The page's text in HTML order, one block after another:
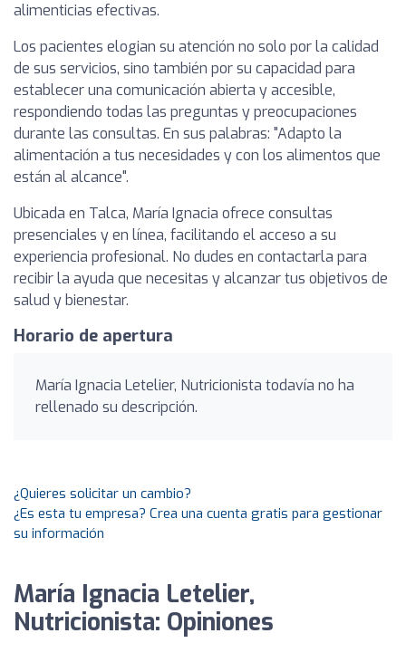
alimenticias efectivas.
Los pacientes elogian su atención no solo por la calidad
de sus servicios, sino también por su capacidad para
establecer una comunicación abierta y accesible,
respondiendo todas las preguntas y preocupaciones
durante las consultas. En sus palabras: "Adapto la
alimentación a tus necesidades y con los alimentos que
están al alcance".
Ubicada en Talca, María Ignacia ofrece consultas
presenciales y en línea, facilitando el acceso a su
experiencia profesional. No dudes en contactarla para
recibir la ayuda que necesitas y alcanzar tus objetivos de
salud y bienestar.
Horario de apertura
María Ignacia Letelier, Nutricionista todavía no ha
rellenado su descripción.
¿Quieres solicitar un cambio?
¿Es esta tu empresa? Crea una cuenta gratis para gestionar
su información
María Ignacia Letelier,
Nutricionista: Opiniones